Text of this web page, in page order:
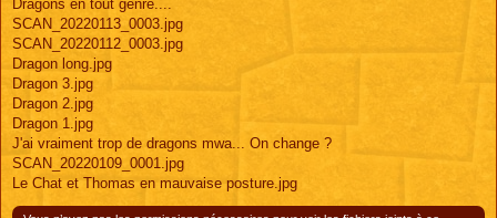
a
g
Dragons en tout genre....
SCAN_20220113_0003.jpg
SCAN_20220112_0003.jpg
Dragon long.jpg
Dragon 3.jpg
Dragon 2.jpg
Dragon 1.jpg
J'ai vraiment trop de dragons mwa... On change ?
SCAN_20220109_0001.jpg
Le Chat et Thomas en mauvaise posture.jpg